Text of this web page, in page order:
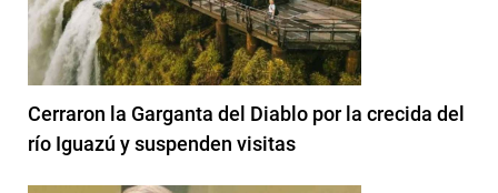
Cerraron la Garganta del Diablo por la crecida del
río Iguazú y suspenden visitas